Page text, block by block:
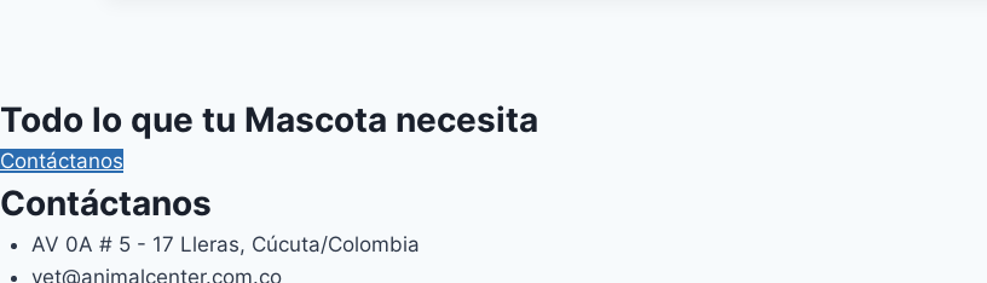
opciones
Todo lo que tu Mascota necesita
Contáctanos
Contáctanos
AV 0A # 5 - 17 Lleras, Cúcuta/Colombia
vet@animalcenter.com.co